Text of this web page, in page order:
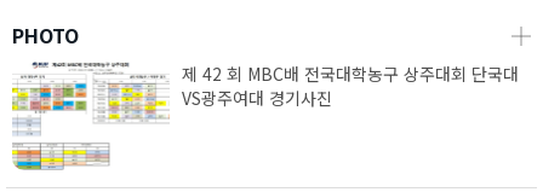
PHOTO ┼
제 42 회 MBC배 전국대학농구 상주대회 단국대
VS광주여대 경기사진